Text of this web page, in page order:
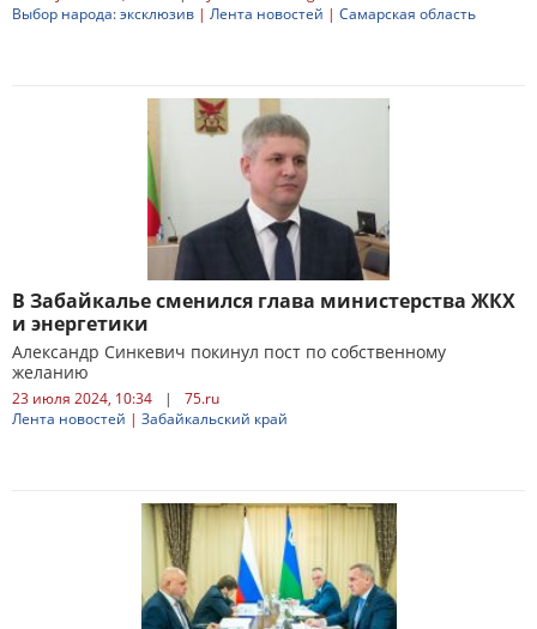
Выбор народа: эксклюзив | Лента новостей | Самарская область
В Забайкалье сменился глава министерства ЖКХ
и энергетики
Александр Синкевич покинул пост по собственному
желанию
23 июля 2024, 10:34 |
75.ru
Лента новостей | Забайкальский край